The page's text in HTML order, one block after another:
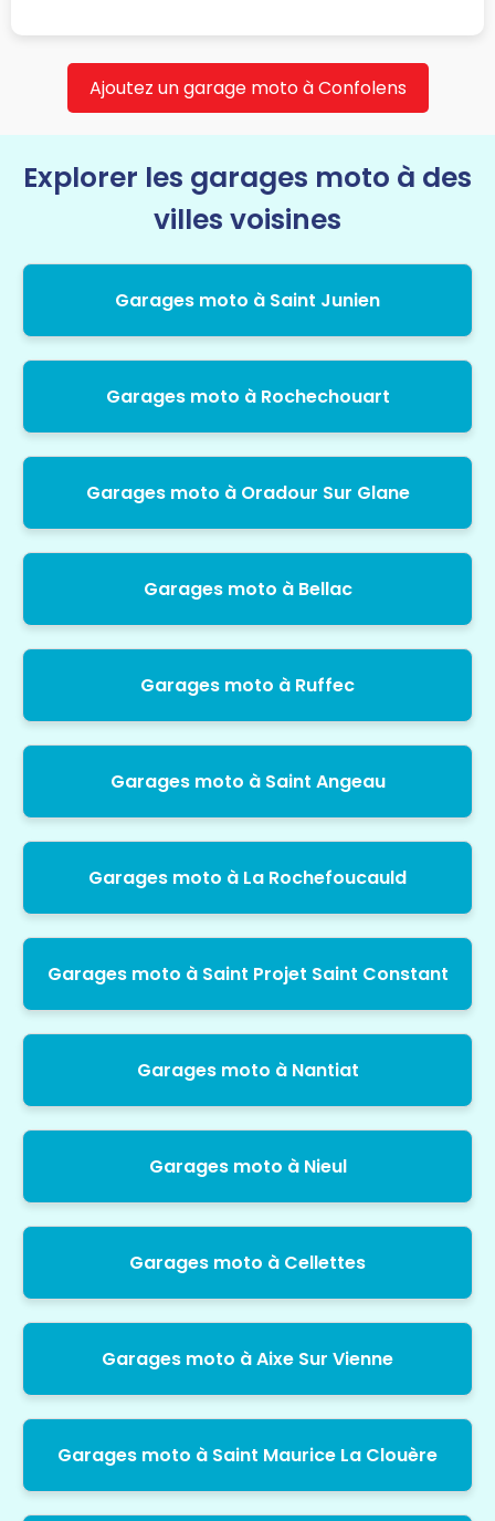
Ajoutez un garage moto à Confolens
Explorer les garages moto à des
villes voisines
Garages moto à Saint Junien
Garages moto à Rochechouart
Garages moto à Oradour Sur Glane
Garages moto à Bellac
Garages moto à Ruffec
Garages moto à Saint Angeau
Garages moto à La Rochefoucauld
Garages moto à Saint Projet Saint Constant
Garages moto à Nantiat
Garages moto à Nieul
Garages moto à Cellettes
Garages moto à Aixe Sur Vienne
Garages moto à Saint Maurice La Clouère